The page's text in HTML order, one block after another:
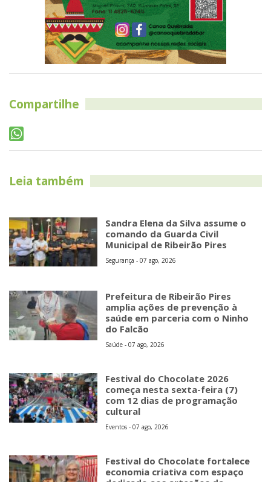
Compartilhe
Leia também
Sandra Elena da Silva assume o
comando da Guarda Civil
Municipal de Ribeirão Pires
Segurança - 07 ago, 2026
Prefeitura de Ribeirão Pires
amplia ações de prevenção à
saúde em parceria com o Ninho
do Falcão
Saúde - 07 ago, 2026
Festival do Chocolate 2026
começa nesta sexta-feira (7)
com 12 dias de programação
cultural
Eventos - 07 ago, 2026
Festival do Chocolate fortalece
economia criativa com espaço